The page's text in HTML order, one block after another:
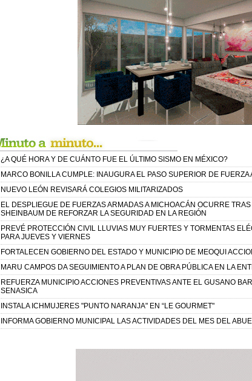
¿A QUÉ HORA Y DE CUÁNTO FUE EL ÚLTIMO SISMO EN MÉXICO?
MARCO BONILLA CUMPLE: INAUGURA EL PASO SUPERIOR DE
NUEVO LEÓN REVISARÁ COLEGIOS MILITARIZADOS
EL DESPLIEGUE DE FUERZAS ARMADAS A MICHOACÁN OCURRE
SHEINBAUM DE REFORZAR LA SEGURIDAD EN LA REGIÓN
PREVÉ PROTECCIÓN CIVIL LLUVIAS MUY FUERTES Y TORMENTAS
PARA JUEVES Y VIERNES
FORTALECEN GOBIERNO DEL ESTADO Y MUNICIPIO DE MEOQUI
MARU CAMPOS DA SEGUIMIENTO A PLAN DE OBRA PÚBLICA EN LA
REFUERZA MUNICIPIO ACCIONES PREVENTIVAS ANTE EL GUSANO
SENASICA
INSTALA ICHMUJERES "PUNTO NARANJA" EN “LE GOURMET"
INFORMA GOBIERNO MUNICIPAL LAS ACTIVIDADES DEL MES DEL